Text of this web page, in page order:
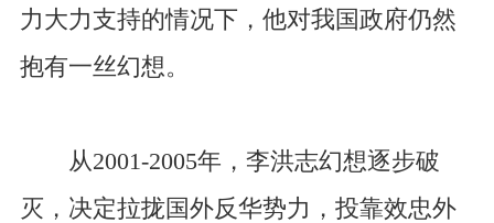
力大力支持的情况下，他对我国政府仍然
抱有一丝幻想。
从2001-2005年，李洪志幻想逐步破
灭，决定拉拢国外反华势力，投靠效忠外